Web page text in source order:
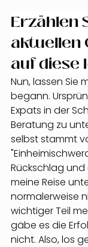
Erzählen
aktuellen
auf diese
Nun, lassen Sie
begann.
Expats in der
Beratung zu
selbst stammt
Rückschlag
meine Reise
normalerweise
wichtiger Teil
gäbe es die
nicht. Also, los